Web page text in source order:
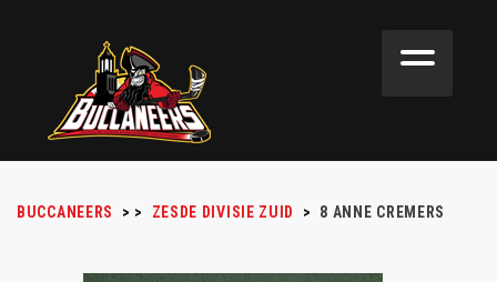
BUCCANEERS > > ZESDE DIVISIE ZUID > 8 ANNE CREMERS